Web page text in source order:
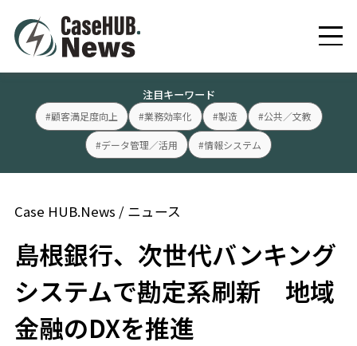
注目キーワード
#顧客満足度向上 #業務効率化 #製造 #公共／文教
#データ管理／活用 #情報システム
Case HUB.News / ニュース
島根銀行、次世代バンキング
システムで勘定系刷新 地域
金融のDXを推進